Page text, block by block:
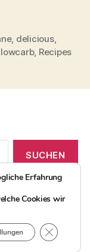
, delicious,
lowcarb, Recipes
Erfahrung
Cookies wir
GDPR